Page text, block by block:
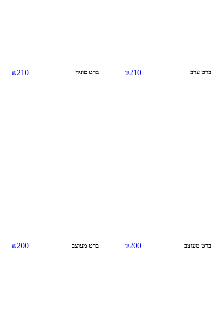
ברט ערב ₪210 ברט סוניה ₪210
ברט מעוצב ₪200 ברט מעוצב ₪200